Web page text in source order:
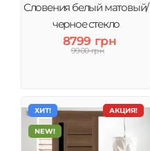
Словения белый матовый/
черное стекло
8799 грн
9900 грн
АКЦИЯ!
ХИТ!
NEW!